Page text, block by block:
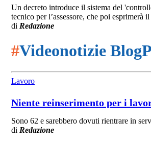
Un decreto introduce il sistema del
tecnico per l’assessore, che poi
di Redazione
#Videonotizie
Lavoro
Niente reinserimento per i
Sono 62 e sarebbero dovuti rientrare in
di Redazione